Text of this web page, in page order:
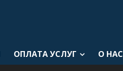
ОПЛАТА УСЛУГ О НАС